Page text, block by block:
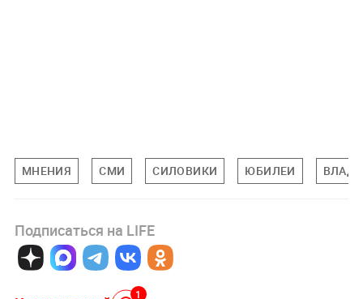
МНЕНИЯ СМИ СИЛОВИКИ ЮБИЛЕИ
Подписаться на LIFE
1